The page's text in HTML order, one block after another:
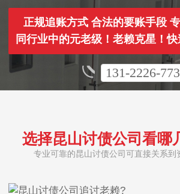
正规追账方式 合法的要账手段
同行业中的元老级！老赖克星！
131-2226-
选择昆山讨债公司看哪
专业可靠的昆山讨债公司可直接关系到